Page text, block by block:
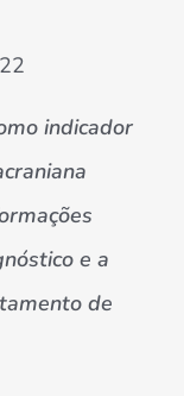
indicador
e a
de